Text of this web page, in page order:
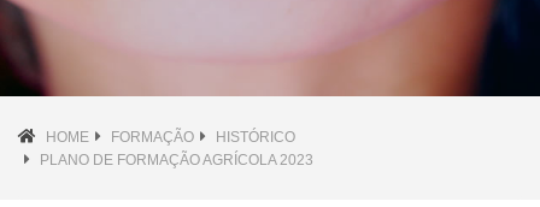
HOME FORMAÇÃO
HISTÓRICO
PLANO DE FORMAÇÃO AGRÍCOLA 2023